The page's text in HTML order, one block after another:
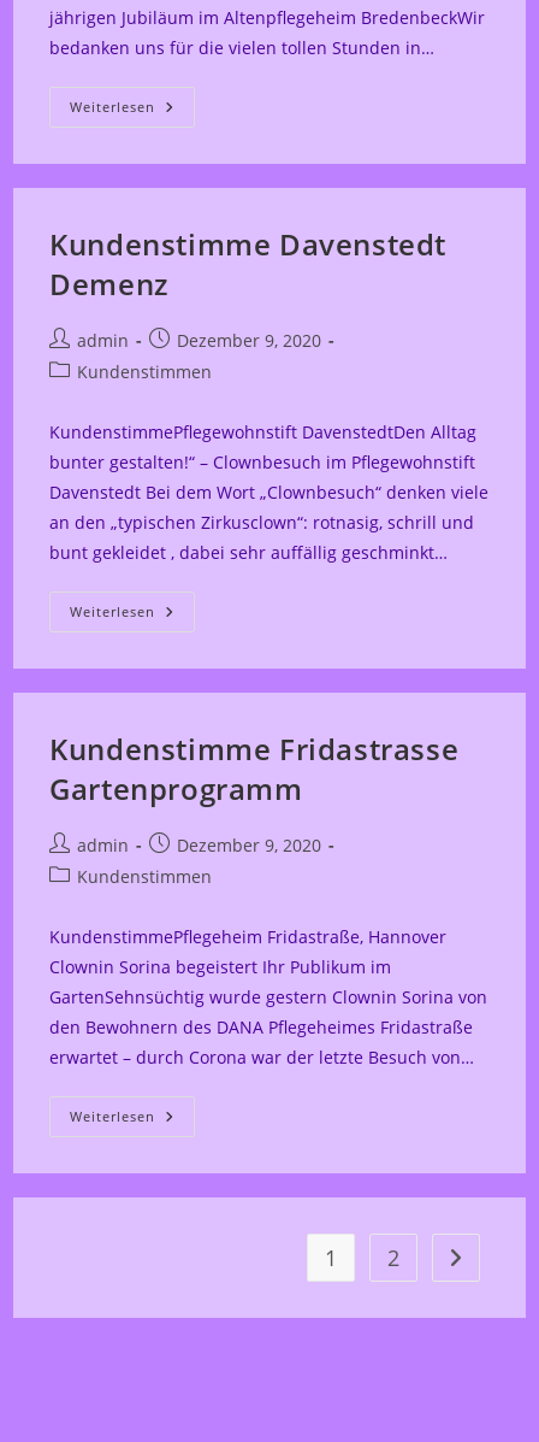
jährigen Jubiläum im Altenpflegeheim BredenbeckWir
bedanken uns für die vielen tollen Stunden in…
Weiterlesen Kundenstimme
–
Bredenbeck,
Kundenstimme Davenstedt
Demenz
Beitrags-
Autor:
admin
Beitrag
veröffentlicht:
Dezember 9, 2020
Beitrags-
Kundenstimmen
KundenstimmePflegewohnstift DavenstedtDen Alltag
bunter gestalten!“ – Clownbesuch im Pflegewohnstift
Davenstedt Bei dem Wort „Clownbesuch“ denken viele
an den „typischen Zirkusclown“: rotnasig, schrill und
bunt gekleidet , dabei sehr auffällig geschminkt…
Weiterlesen Kundenstimme
Davenstedt
Kundenstimme Fridastrasse
Gartenprogramm
Beitrags-
Autor:
admin
Beitrag
veröffentlicht:
Dezember 9, 2020
Beitrags-
Kundenstimmen
KundenstimmePflegeheim Fridastraße, Hannover
Clownin Sorina begeistert Ihr Publikum im
GartenSehnsüchtig wurde gestern Clownin Sorina von
den Bewohnern des DANA Pflegeheimes Fridastraße
erwartet – durch Corona war der letzte Besuch von…
Weiterlesen Kundenstimme
Fridastrasse
1 2 Zur